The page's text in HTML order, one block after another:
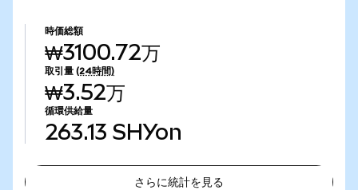
時価総額
₩3100.72万
取引量 (24時間)
₩3.52万
循環供給量
263.13 SHYon
さらに統計を見る